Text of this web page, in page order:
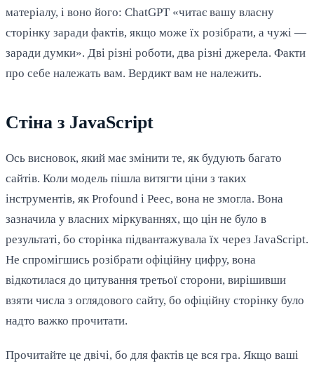
матеріалу, і воно його: ChatGPT «читає вашу власну
сторінку заради фактів, якщо може їх розібрати, а чужі —
заради думки». Дві різні роботи, два різні джерела. Факти
про себе належать вам. Вердикт вам не належить.
Стіна з JavaScript
Ось висновок, який має змінити те, як будують багато
сайтів. Коли модель пішла витягти ціни з таких
інструментів, як Profound і Peec, вона не змогла. Вона
зазначила у власних міркуваннях, що цін не було в
результаті, бо сторінка підвантажувала їх через JavaScript.
Не спромігшись розібрати офіційну цифру, вона
відкотилася до цитування третьої сторони, вирішивши
взяти числа з оглядового сайту, бо офіційну сторінку було
надто важко прочитати.
Прочитайте це двічі, бо для фактів це вся гра. Якщо ваші